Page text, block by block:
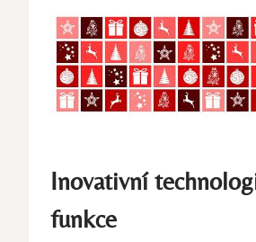
Inovativní
funkce